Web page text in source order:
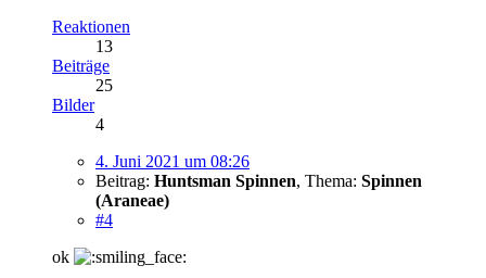
Reaktionen
13
Beiträge
25
Bilder
4
4. Juni 2021 um 08:26
Beitrag: Huntsman Spinnen, Thema: Spinnen
(Araneae)
#4
ok